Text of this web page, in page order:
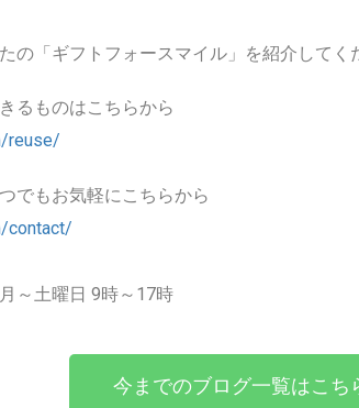
の「ギフトフォースマイル」を紹介してく
るものはこちらから
reuse/
でもお気軽にこちらから
contact/
～土曜日 9時～17時
今までのブログ一覧はこち